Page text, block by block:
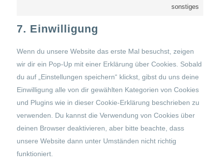
sonstiges
7. Einwilligung
Wenn du unsere Website das erste Mal besuchst, zeigen
wir dir ein Pop-Up mit einer Erklärung über Cookies. Sobald
du auf „Einstellungen speichern“ klickst, gibst du uns deine
Einwilligung alle von dir gewählten Kategorien von Cookies
und Plugins wie in dieser Cookie-Erklärung beschrieben zu
verwenden. Du kannst die Verwendung von Cookies über
deinen Browser deaktivieren, aber bitte beachte, dass
unsere Website dann unter Umständen nicht richtig
funktioniert.